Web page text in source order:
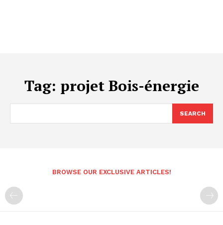
Tag: projet Bois-énergie
SEARCH
BROWSE OUR EXCLUSIVE ARTICLES!